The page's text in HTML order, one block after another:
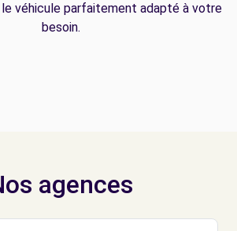
véhicule parfaitement adapté à votre
besoin.
agences